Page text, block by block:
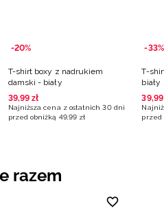
-20%
T-shirt boxy z nadrukiem
damski - biały
39,99 zł
Najniższa cena z ostatnich 30 dni
przed obniżką 49,99 zł
-33%
T-
biały
39,99
przed
razem